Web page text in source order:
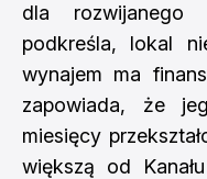
dla rozwijanego
podkreśla, lokal
wynajem ma
zapowiada, że
miesięcy
większą od